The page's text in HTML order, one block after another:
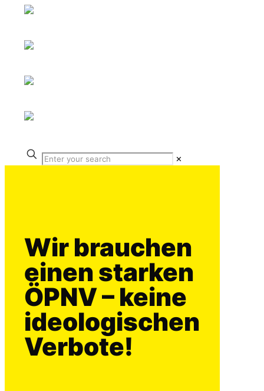
✕
Wir brauchen
einen starken
ÖPNV – keine
ideologischen
Verbote!